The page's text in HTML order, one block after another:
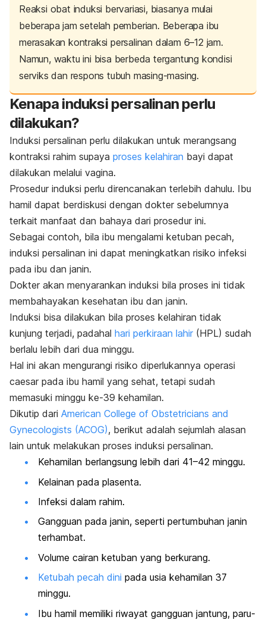
Reaksi obat induksi bervariasi, biasanya mulai
beberapa jam setelah pemberian. Beberapa ibu
merasakan kontraksi persalinan dalam 6–12 jam.
Namun, waktu ini bisa berbeda tergantung kondisi
serviks dan respons tubuh masing-masing.
Kenapa induksi persalinan perlu
dilakukan?
Induksi persalinan perlu dilakukan untuk merangsang
kontraksi rahim supaya proses kelahiran bayi dapat
dilakukan melalui vagina.
Prosedur induksi perlu direncanakan terlebih dahulu. Ibu
hamil dapat berdiskusi dengan dokter sebelumnya
terkait manfaat dan bahaya dari prosedur ini.
Sebagai contoh, bila ibu mengalami ketuban pecah,
induksi persalinan ini dapat meningkatkan risiko infeksi
pada ibu dan janin.
Dokter akan menyarankan induksi bila proses ini tidak
membahayakan kesehatan ibu dan janin.
Induksi bisa dilakukan bila proses kelahiran tidak
kunjung terjadi, padahal hari perkiraan lahir (HPL) sudah
berlalu lebih dari dua minggu.
Hal ini akan mengurangi risiko diperlukannya operasi
caesar pada ibu hamil yang sehat, tetapi sudah
memasuki minggu ke-39 kehamilan.
Dikutip dari American College of Obstetricians and
Gynecologists (ACOG), berikut adalah sejumlah alasan
lain untuk melakukan proses induksi persalinan.
Kehamilan berlangsung lebih dari 41–42 minggu.
Kelainan pada plasenta.
Infeksi dalam rahim.
Gangguan pada janin, seperti pertumbuhan janin
terhambat.
Volume cairan ketuban yang berkurang.
Ketubah pecah dini pada usia kehamilan 37
minggu.
Ibu hamil memiliki riwayat gangguan jantung, paru-